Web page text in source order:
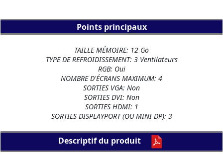
Points principaux
TAILLE MÉMOIRE: 12 Go
TYPE DE REFROIDISSEMENT: 3 Ventilateurs
RGB: Oui
NOMBRE D'ÉCRANS MAXIMUM: 4
SORTIES VGA: Non
SORTIES DVI: Non
SORTIES HDMI: 1
SORTIES DISPLAYPORT (OU MINI DP): 3
Descriptif du produit